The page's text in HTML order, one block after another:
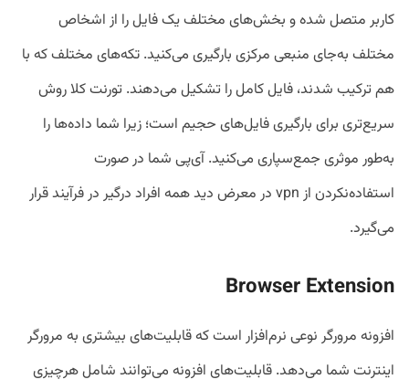
کاربر متصل شده و بخش‌های مختلف یک فایل را از اشخاص
مختلف به‌جای منبعی مرکزی بارگیری می‌کنید. تکه‌های مختلف که با
هم ترکیب شدند، فایل کامل را تشکیل می‌دهند. تورنت کلا روش
سریع‌تری برای بارگیری فایل‌های حجیم است؛ زیرا شما داده‌ها را
به‌طور موثری جمع‌سپاری می‌کنید. آی‌پی شما در صورت
استفاده‌نکردن از vpn در معرض دید همه افراد درگیر در فرآیند قرار
می‌گیرد.
Browser Extension
افزونه مرورگر نوعی نرم‌افزار است که قابلیت‌های بیشتری به مرورگر
اینترنت شما می‌دهد. قابلیت‌های افزونه می‌توانند شامل هرچیزی